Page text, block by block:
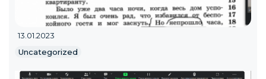
13.01.2023
Uncategorized